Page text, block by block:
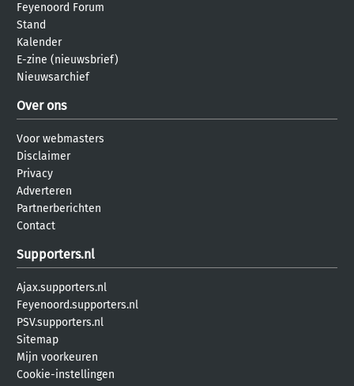
Feyenoord Forum
Stand
Kalender
E-zine (nieuwsbrief)
Nieuwsarchief
Over ons
Voor webmasters
Disclaimer
Privacy
Adverteren
Partnerberichten
Contact
Supporters.nl
Ajax.supporters.nl
Feyenoord.supporters.nl
PSV.supporters.nl
Sitemap
Mijn voorkeuren
Cookie-instellingen